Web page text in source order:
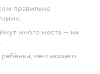
и правильно
много места — их
мечтающего